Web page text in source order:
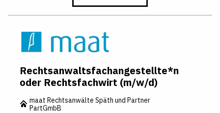
Rechtsanwaltsfachangestellte*n
oder Rechtsfachwirt (m/w/d)
maat Rechtsanwälte Späth und Partner
PartGmbB